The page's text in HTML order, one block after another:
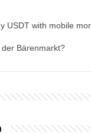
USDT with mobile
Bärenmarkt?